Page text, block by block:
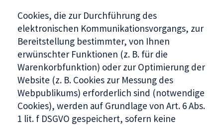
Cookies, die zur Durchführung des
elektronischen Kommunikationsvorgangs, zur
Bereitstellung bestimmter, von Ihnen
erwünschter Funktionen (z. B. für die
Warenkorbfunktion) oder zur Optimierung der
Website (z. B. Cookies zur Messung des
Webpublikums) erforderlich sind (notwendige
Cookies), werden auf Grundlage von Art. 6 Abs.
1 lit. f DSGVO gespeichert, sofern keine